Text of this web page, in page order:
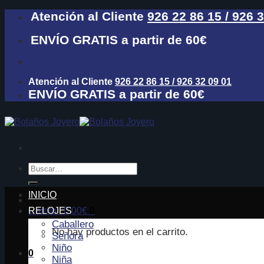
content
Atención al Cliente 926 22 86 15 / 926
ENVÍO GRATIS a partir de 60€
Atención al Cliente 926 22 86 15 / 926 32 09 01
ENVÍO GRATIS a partir de 60€
Buscar
por:
Carrito /0,00€
No hay productos en el carrito.
0
INICIO
RELOJES
Caballero
Señora
Niño
Niña